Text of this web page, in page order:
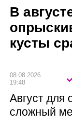
В
кусты
08.08.2026
19:48
Август
сложный